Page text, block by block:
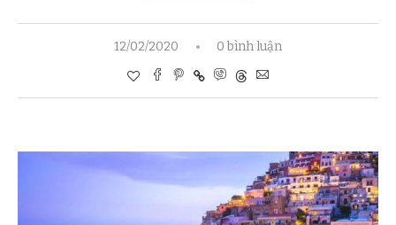
12/02/2020 0 bình luận